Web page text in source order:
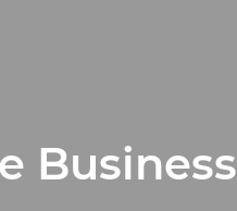
Business